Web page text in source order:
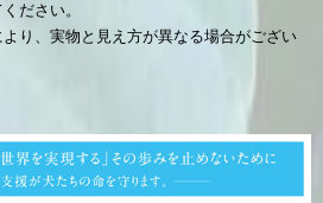
ださい。
り、実物と見え方が異なる場合がござい